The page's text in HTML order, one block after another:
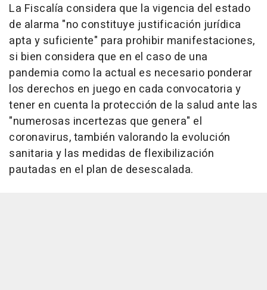
La Fiscalía considera que la vigencia del estado
de alarma "no constituye justificación jurídica
apta y suficiente" para prohibir manifestaciones,
si bien considera que en el caso de una
pandemia como la actual es necesario ponderar
los derechos en juego en cada convocatoria y
tener en cuenta la protección de la salud ante las
"numerosas incertezas que genera" el
coronavirus, también valorando la evolución
sanitaria y las medidas de flexibilización
pautadas en el plan de desescalada.